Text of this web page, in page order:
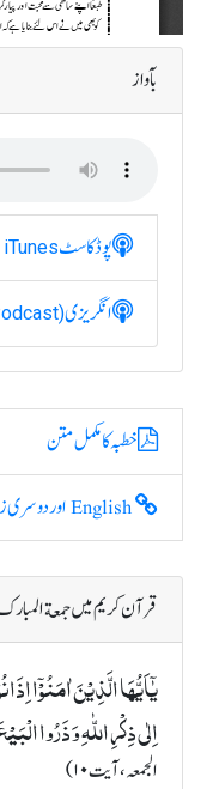
بآواز
پوڈکاسٹiTunes
انگریزی(Podcast)
خطبہ کا مکمل متن
قرآن کریم میں جمعة
یٰۤاَیُّہَا الَّذِیۡنَ اٰمَنُوۡۤا
اِلٰی ذِکۡرِ اللّٰہِ وَ ذَرُوا
الجمعہ، آیت ۱۰)